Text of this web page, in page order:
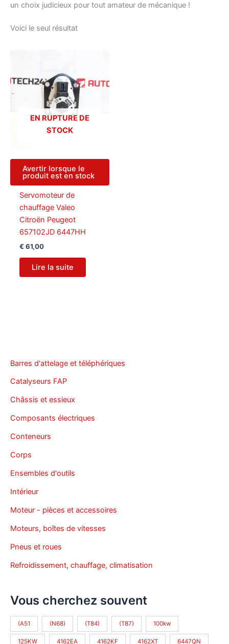
Barres d'attelage et téléphériques
Catalyseurs FAP
Châssis et essieux
Composants électriques
Conteneurs
Corps
Ensembles d'outils
Intérieur
Moteur - pièces et accessoires
Moteurs, boîtes de vitesses
Pneus et roues
Refroidissement, chauffage, climatisation
Vous cherchez souvent
(A51 (N68) (T84) (T87) 100kw
125KW 4162EA 4162KF 4162XT 6447QN
un choix judicieux pour tout amateur de mécanique !
Voici le seul résultat
EN RUPTURE DE
STOCK
Avertir lorsque le
produit est en stock
Servomoteur de
chauffage Valeo
Citroën Peugeot
657102JD 6447HH
€ 61,00
Lire la suite